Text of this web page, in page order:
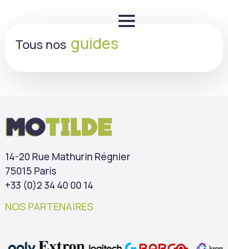
Tous nos guides
14-20 Rue Mathurin Régnier
75015 Paris
+33 (0)2 34 40 00 14
NOS PARTENAIRES